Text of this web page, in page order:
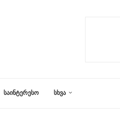
ᲡᲐᲘᲜᲢᲔᲠᲔᲡᲝ ᲡᲮᲕᲐ